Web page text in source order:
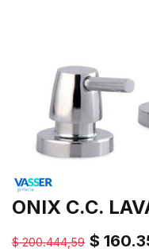
ONIX C.C.
$200.444,59 $